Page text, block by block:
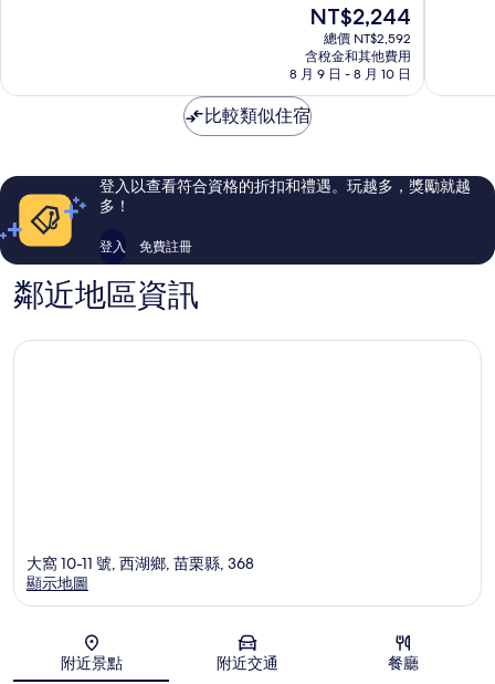
極
評
論
現
價
格
為
NT$2,244
NT$2,244
總價 NT$2,592
含稅金和其他費用
8 月 9 日 - 8 月 10 日
比較類似住宿
登入以查看符合資格的折扣和禮遇。玩越多，獎勵就越
多！
登入 免費註冊
鄰近地區資訊
地圖
大窩 10-11 號, 西湖鄉, 苗栗縣, 368
顯示地圖
附近景點 附近交通 餐廳